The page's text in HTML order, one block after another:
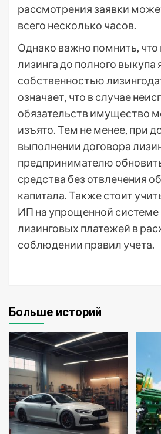
рассмотрения заявки
всего несколько часов.
Однако важно помнить,
лизинга до полного выкупа
собственностью
означает, что в случае
обязательств имущество
изъято. Тем не менее, при
выполнении договора
предпринимателю
средства без отвлечения
капитала. Также стоит
ИП на упрощенной
лизинговых платежей в
соблюдении правил учета.
Больше историй